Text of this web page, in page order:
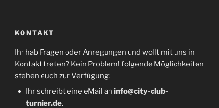
KONTAKT
Ihr hab Fragen oder Anregungen und wollt mit uns in
Kontakt treten? Kein Problem! folgende Möglichkeiten
stehen euch zur Verfügung:
Ihr schreibt eine eMail an info@city-club-
turnier.de.